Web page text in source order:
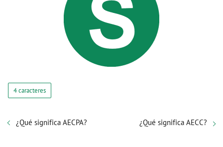
4 caracteres
¿Qué significa AECPA? ¿Qué significa AECC?